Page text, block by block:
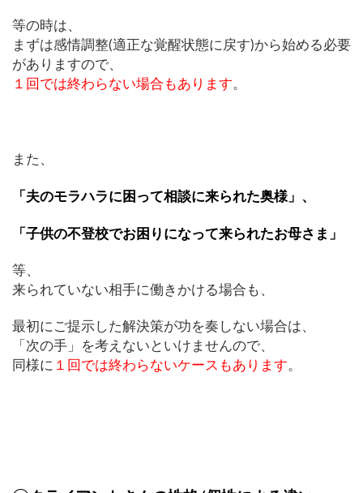
等の時は、
まずは感情調整(適正な覚醒状態に戻す)から始める必要
がありますので、
１回では終わらない場合もあります。
また、
「夫のモラハラに困って相談に来られた奥様」、
「子供の不登校でお困りになって来られたお母さま」
等、
来られていない相手に働きかける場合も、
最初にご提示した解決策が功を奏しない場合は、
「次の手」を考えないといけませんので、
同様に １回では終わらないケースもあります。